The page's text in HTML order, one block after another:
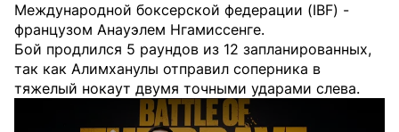
Международной боксерской федерации (IBF) -
французом Анауэлем Нгамиссенге.
Бой продлился 5 раундов из 12 запланированных,
так как Алимханулы отправил соперника в
тяжелый нокаут двумя точными ударами слева.